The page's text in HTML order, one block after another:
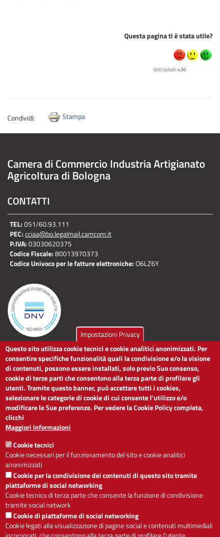
Questa pagina ti è stata utile?
Voti totali: 436
Condividi: Stampa
Camera di Commercio Industria Artigianato
Agricoltura di Bologna
CONTATTI
TEL:051/60.93.111
PEC:cciaa@bo.legalmail.camcom.it
P.IVA:03030620375
Codice Fiscale:80013970373
Codice Univoco per le fatture elettroniche:O6LZ6Y
LINK UTILI
Dichiarazione di accessibilità
Obiettivi di accessibilità
Segnalaci problemi di accessibilità
Note legali
Privacy
Accesso riservato
ACCESSIBILITÀ
- A +
Alto contrasto
Impostazioni Privacy
Questo sito utilizza cookie tecnici e cookie analitici anonimizzati. Per
consentire specifiche funzionalità quali la condivisione e/o la visione
di contenuti, possono essere installati, solo previo Suo consenso,
cookie di terze parti che consentono alla terza parte di profilare gli
utenti. Tramite questo banner, può accettare tutti i cookies,
selezionare le categorie di cookie di cui consente l’utilizzo e/o
modificare le Sue preferenze. Per vedere la Cookie Policy completa,
clicchi
Maggiori Informazioni
Cookie tecnici
Cookie necessari per il funzionamento del sito e cookie analitici
anonimizzati
Cookie per la condivisione dei contenuti di questo sito tramite
piattaforme di social networking
Cookie tecnico di terza parte che consente la funzione di condivisione
tramite social network
Cookie di piattaforme di social networking
Cookie legati alla visualizzazione di pagine social e contenuti multimediali